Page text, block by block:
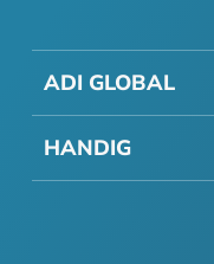
ADI GLOBAL
HANDIG